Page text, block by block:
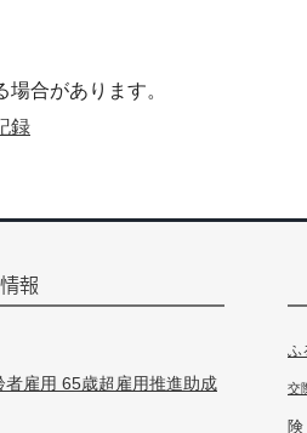
合があります。
録
報
雇用 65歳超雇用推進助成
ふ
交
険